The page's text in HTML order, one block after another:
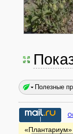
Полезные
«Плантариум»